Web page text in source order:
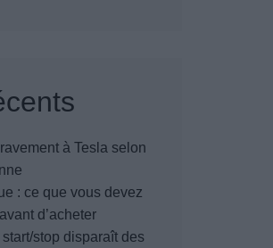
à Tesla selon
: ce que vous devez
d’acheter
stop disparaît des